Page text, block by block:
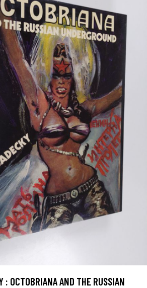
: OCTOBRIANA AND THE RUSSIAN